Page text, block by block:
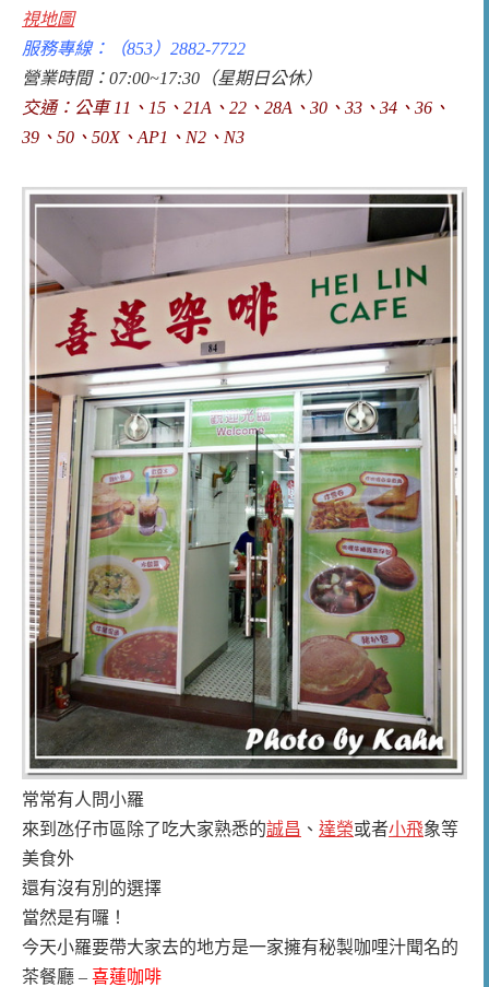
視地圖
服務專線：（853）2882-7722
營業時間：07:00~17:30（星期日公休）
交通：公車 11、15、21A、22、28A、30、33、34、36、
39、50、50X、AP1、N2、N3
常常有人問小羅
來到氹仔市區除了吃大家熟悉的誠昌 、 達榮或者小飛象等
美食外
還有沒有別的選擇
當然是有囉！
今天小羅要帶大家去的地方是一家擁有秘製咖哩汁聞名的
茶餐廳 – 喜蓮咖啡